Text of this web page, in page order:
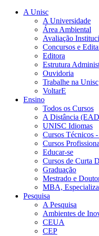
A Unisc
A Universidade
Área Ambiental
Avaliação
Concursos e
Editora
Estrutura
Ouvidoria
Trabalhe na Unisc
VoltarE
Ensino
Todos os Cursos
A Distância
UNISC Idiomas
Cursos Técnicos
Cursos
Educar-se
Cursos de Curta
Graduação
Mestrado e
MBA,
Pesquisa
A Pesquisa
Ambientes de
CEUA
CEP